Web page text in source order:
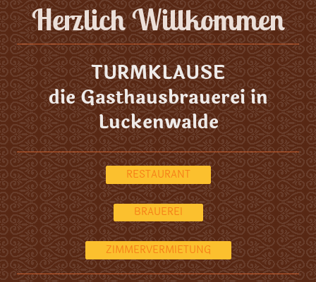
Herzlich Willkommen
TURMKLAUSE
die Gasthausbrauerei in
Luckenwalde
RESTAURANT
BRAUEREI
ZIMMERVERMIETUNG